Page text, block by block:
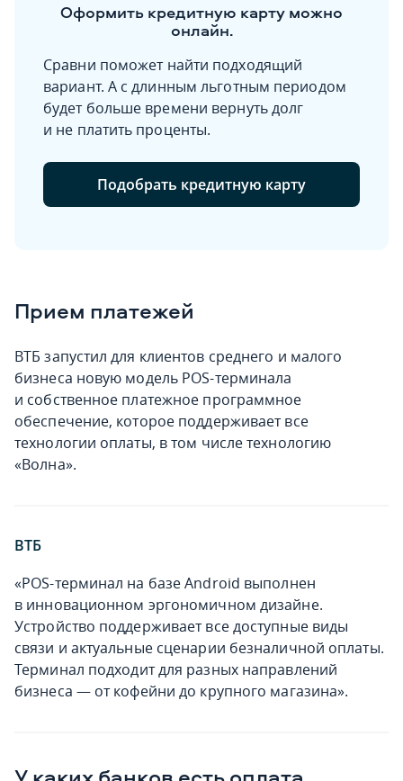
Оформить кредитную карту можно
онлайн.
Сравни поможет найти подходящий
вариант. А с длинным льготным периодом
будет больше времени вернуть долг
и не платить проценты.
Подобрать кредитную карту
Прием платежей
ВТБ запустил для клиентов среднего и малого
бизнеса новую модель POS-терминала
и собственное платежное программное
обеспечение, которое поддерживает все
технологии оплаты, в том числе технологию
«Волна».
ВТБ
«POS-терминал на базе Android выполнен
в инновационном эргономичном дизайне.
Устройство поддерживает все доступные виды
связи и актуальные сценарии безналичной оплаты.
Терминал подходит для разных направлений
бизнеса — от кофейни до крупного магазина».